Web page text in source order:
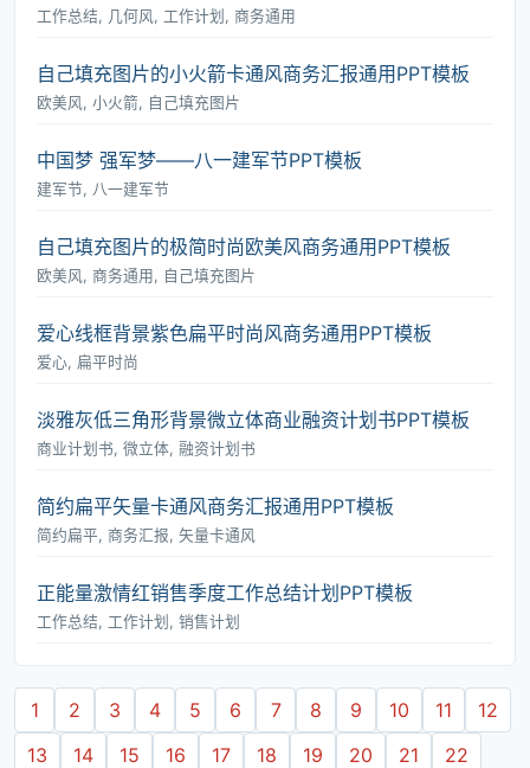
工作总结, 几何风, 工作计划, 商务通用
自己填充图片的小火箭卡通风商务汇报通用PPT模板
欧美风, 小火箭, 自己填充图片
中国梦 强军梦――八一建军节PPT模板
建军节, 八一建军节
自己填充图片的极简时尚欧美风商务通用PPT模板
欧美风, 商务通用, 自己填充图片
爱心线框背景紫色扁平时尚风商务通用PPT模板
爱心, 扁平时尚
淡雅灰低三角形背景微立体商业融资计划书PPT模板
商业计划书, 微立体, 融资计划书
简约扁平矢量卡通风商务汇报通用PPT模板
简约扁平, 商务汇报, 矢量卡通风
正能量激情红销售季度工作总结计划PPT模板
工作总结, 工作计划, 销售计划
1 2 3 4 5 6 7 8 9 10 11
12
13
14 15 16 17 18 19 20 21
22